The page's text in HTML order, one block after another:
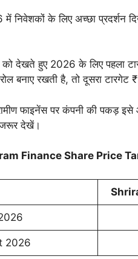
के लिए अच्छा प्रदर्शन
को देखते हुए 2026 के लिए पहला
बनाए रखती है, तो दूसरा
फाइनेंस पर कंपनी की पकड़
जरूर देखें।
Finance Share Price
2026